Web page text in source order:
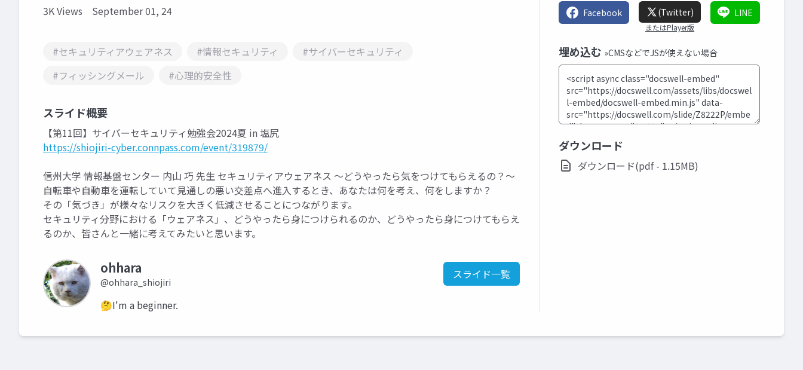
3K Views September 01, 24
#セキュリティアウェアネス #情報セキュリティ
#サイバーセキュリティ
#フィッシングメール
#心理的安全性
スライド概要
【第11回】サイバーセキュリティ勉強会2024夏 in 塩尻
https://shiojiri-cyber.connpass.com/event/319879/
信州大学 情報基盤センター 内山 巧 先生 セキュリティアウェアネス ～どうやったら気をつけてもらえるの？～
自転車や自動車を運転していて見通しの悪い交差点へ進入するとき、あなたは何を考え、何をしますか？
その「気づき」が様々なリスクを大きく低減させることにつながります。
セキュリティ分野における「ウェアネス」、どうやったら身につけられるのか、どうやったら身につけてもらえ
るのか、皆さんと一緒に考えてみたいと思います。
ohhara
@ohhara_shiojiri
スライド一覧
🤔I'm a beginner.
Facebook (Twitter)
またはPlayer版
LINE
埋め込む »CMSなどでJSが使えない場合
ダウンロード
ダウンロード(pdf - 1.15MB)